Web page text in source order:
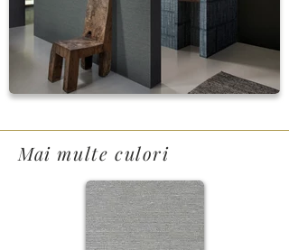
Mai multe culori